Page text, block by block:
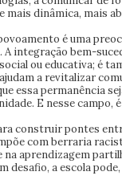
dinâmica, mais
é uma
integração bem-
ou educativa; é
a revitalizar
essa permanência
E nesse campo,
construir pontes
com berraria
aprendizagem
desafio, a escola